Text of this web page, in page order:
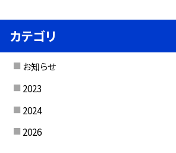
カテゴリ
お知らせ
2023
2024
2026